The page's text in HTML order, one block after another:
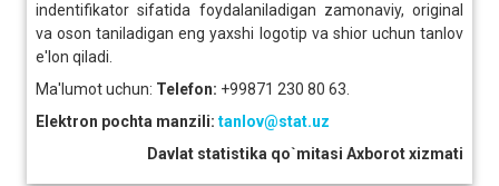
indentifikator sifatida foydalaniladigan zamonaviy, original
va oson taniladigan eng yaxshi logotip va shior uchun tanlov
e'lon qiladi.
Ma'lumot uchun: Telefon: +99871 230 80 63.
Elektron pochta manzili: tanlov@stat.uz
Davlat statistika qo`mitasi Axborot xizmati